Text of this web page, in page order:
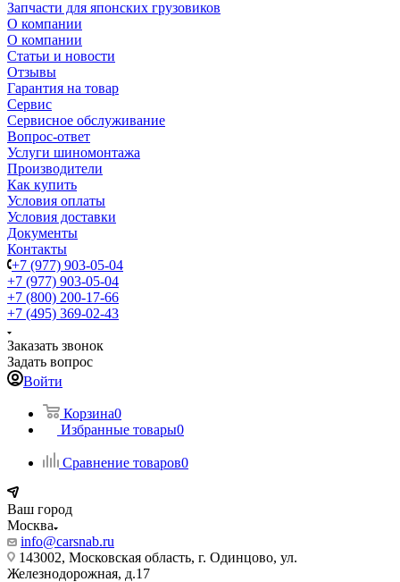
Запчасти для японских грузовиков
О компании
О компании
Статьи и новости
Отзывы
Гарантия на товар
Сервис
Сервисное обслуживание
Вопрос-ответ
Услуги шиномонтажа
Производители
Как купить
Условия оплаты
Условия доставки
Документы
Контакты
+7 (977) 903-05-04
+7 (977) 903-05-04
+7 (800) 200-17-66
+7 (495) 369-02-43
Заказать звонок
Задать вопрос
Войти
Корзина0
Избранные товары0
Сравнение товаров0
Ваш город
Москва
info@carsnab.ru
143002, Московская область, г. Одинцово, ул.
Железнодорожная, д.17